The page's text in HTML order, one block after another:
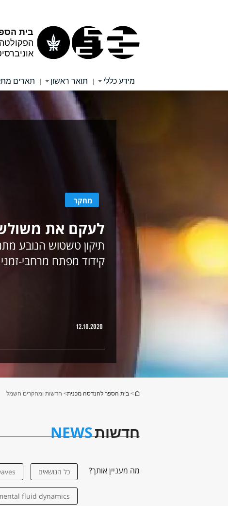
בית
מידע כללי | תואר ראשון | תארים
מחקר
לעקם את
תיקון טשטוש הנובע
קידוד מפתח מרחבי-זמני
12.10.2020
הינך נמצא כאן
> בית הספר להנדסה מכנית> חדשות ומחקרים חשמל
חדשותNEWS
מה מעניין אותך? כל הנושאים
fluid dynamics